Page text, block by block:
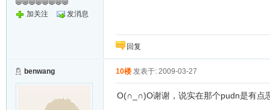
加关注 发消息
回复
benwang 10楼 发表于: 2009-03-27
O(∩_∩)O谢谢，说实在那个pudn是有